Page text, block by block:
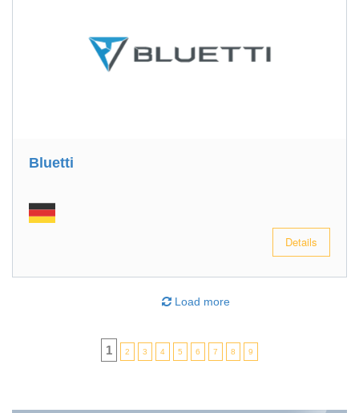
Bluetti
Details
Load more
1 2 3 4 5 6 7 8 9